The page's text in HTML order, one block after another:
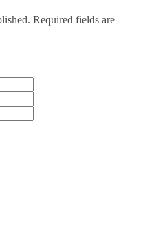
Required fields are